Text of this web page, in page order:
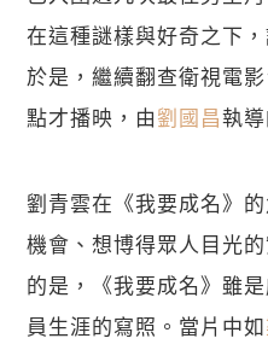
在這種謎樣與好奇之下
於是，繼續翻查衛視電
點才播映，由劉國昌執
劉青雲在《我要成名》
機會、想博得眾人目光
的是，《我要成名》雖
員生涯的寫照。當片中如